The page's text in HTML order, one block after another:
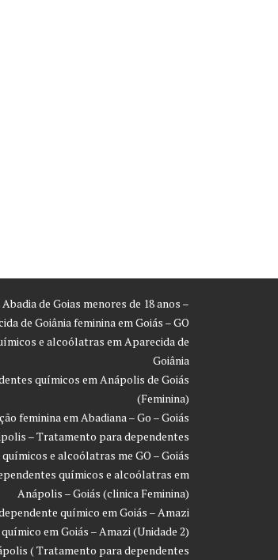
de Goias menores de 18 anos –
de Goiânia feminina em Goiás – GO
e alcoólatras em Aparecida de
Goiânia
químicos em Anápolis de Goiás
(Feminina)
feminina em Abadiana – Go – Goiás
– Tratamento para dependentes
químicos e alcoólatras me GO – Goiás
químicos e alcoólatras em
Anápolis – Goiás (clinica Feminina)
químico em Goiás – Amazi
em Goiás – Amazi (Unidade 2)
( Tratamento para dependentes